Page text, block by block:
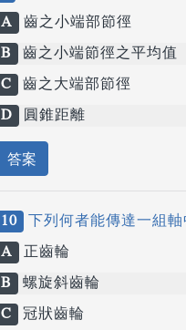
A 齒之小端部節徑
B 齒之小端節徑之平均值
C 齒之大端部節徑
D 圓錐距離
答案
10 下列何者能傳達一組
A 正齒輪
B 螺旋斜齒輪
C 冠狀齒輪